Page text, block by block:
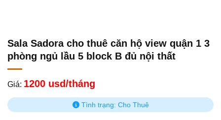
Sala Sadora cho thuê căn hộ view quận 1 3
phòng ngủ lầu 5 block B đủ nội thất
Giá: 1200 usd/tháng
Tình trạng: Cho Thuê